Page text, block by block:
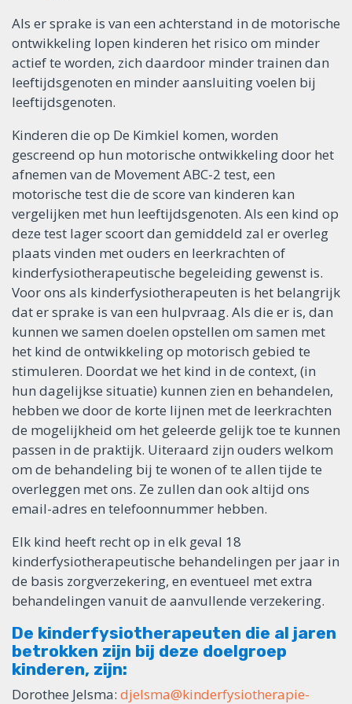
Als er sprake is van een achterstand in de motorische
ontwikkeling lopen kinderen het risico om minder
actief te worden, zich daardoor minder trainen dan
leeftijdsgenoten en minder aansluiting voelen bij
leeftijdsgenoten.
Kinderen die op De Kimkiel komen, worden
gescreend op hun motorische ontwikkeling door het
afnemen van de Movement ABC-2 test, een
motorische test die de score van kinderen kan
vergelijken met hun leeftijdsgenoten. Als een kind op
deze test lager scoort dan gemiddeld zal er overleg
plaats vinden met ouders en leerkrachten of
kinderfysiotherapeutische begeleiding gewenst is.
Voor ons als kinderfysiotherapeuten is het belangrijk
dat er sprake is van een hulpvraag. Als die er is, dan
kunnen we samen doelen opstellen om samen met
het kind de ontwikkeling op motorisch gebied te
stimuleren. Doordat we het kind in de context, (in
hun dagelijkse situatie) kunnen zien en behandelen,
hebben we door de korte lijnen met de leerkrachten
de mogelijkheid om het geleerde gelijk toe te kunnen
passen in de praktijk. Uiteraard zijn ouders welkom
om de behandeling bij te wonen of te allen tijde te
overleggen met ons. Ze zullen dan ook altijd ons
email-adres en telefoonnummer hebben.
Elk kind heeft recht op in elk geval 18
kinderfysiotherapeutische behandelingen per jaar in
de basis zorgverzekering, en eventueel met extra
behandelingen vanuit de aanvullende verzekering.
De kinderfysiotherapeuten die al jaren
betrokken zijn bij deze doelgroep
kinderen, zijn:
Dorothee Jelsma: djelsma@kinderfysiotherapie-